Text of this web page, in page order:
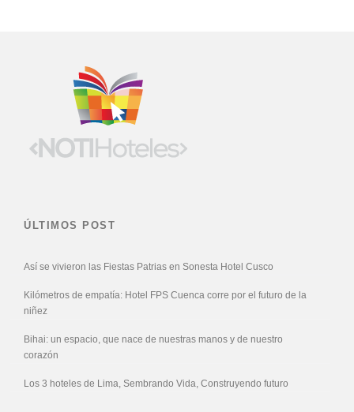
ÚLTIMOS POST
Así se vivieron las Fiestas Patrias en Sonesta Hotel Cusco
Kilómetros de empatía: Hotel FPS Cuenca corre por el futuro de la
niñez
Bihai: un espacio, que nace de nuestras manos y de nuestro
corazón
Los 3 hoteles de Lima, Sembrando Vida, Construyendo futuro